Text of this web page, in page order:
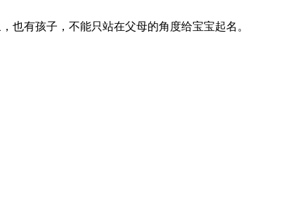
也有孩子，不能只站在父母的角度给宝宝起名。